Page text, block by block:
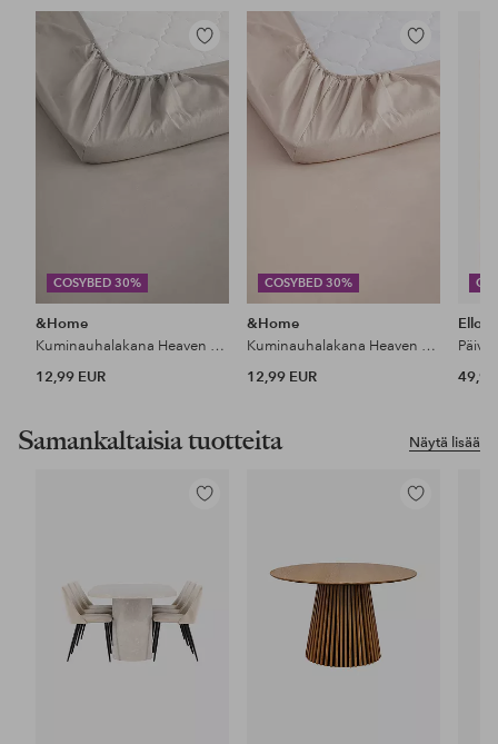
COSYBED 30%
Lisää
suosikkeihin
&Home
Kuminauhalakana Heaven puuvillaa
12,99 EUR
COSYBED 30%
Lisää
suosikkeihin
&Home
Kuminauhalakana Heaven puuvillaa
12,99 EUR
Ellos
49,99
Näytä lisää
Samankaltaisia tuotteita
Lisää
Lisää